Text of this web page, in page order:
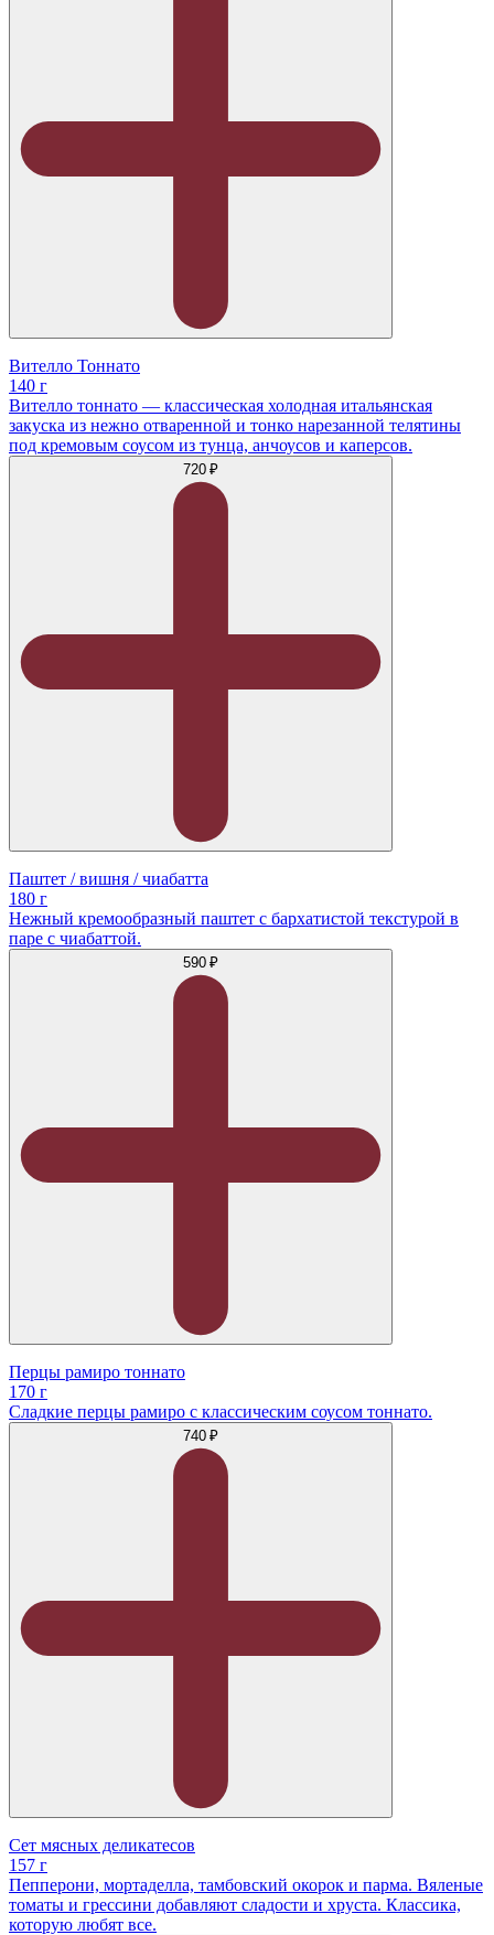
Вителло Тоннато
140 г
Вителло тоннато — классическая холодная итальянская
закуска из нежно отваренной и тонко нарезанной телятины
под кремовым соусом из тунца, анчоусов и каперсов.
720 ₽
Паштет / вишня / чиабатта
180 г
Нежный кремообразный паштет с бархатистой текстурой в
паре с чиабаттой.
590 ₽
Перцы рамиро тоннато
170 г
Сладкие перцы рамиро с классическим соусом тоннато.
740 ₽
Сет мясных деликатесов
157 г
Пепперони, мортаделла, тамбовский окорок и парма. Вяленые
томаты и грессини добавляют сладости и хруста. Классика,
которую любят все.